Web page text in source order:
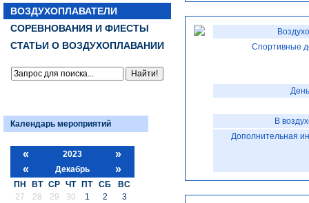
ВОЗДУХОПЛАВАТЕЛИ
СОРЕВНОВАНИЯ И ФИЕСТЫ
СТАТЬИ О ВОЗДУХОПЛАВАНИИ
Календарь мероприятий
« 2023
»
«
Декабрь »
ПН ВТ СР ЧТ ПТ СБ
ВС
27
28 29 30 1 2
3
Спортивные
В
Дополнительная